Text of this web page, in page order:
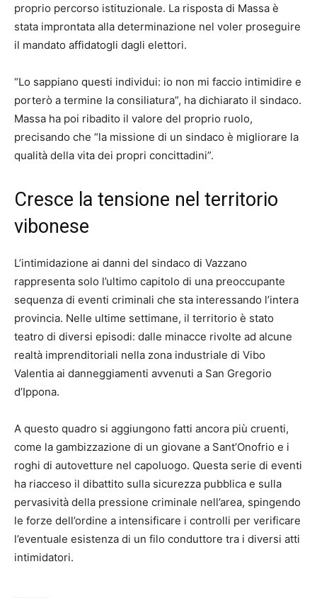
proprio percorso istituzionale. La risposta di Massa è
stata improntata alla determinazione nel voler proseguire
il mandato affidatogli dagli elettori.
“Lo sappiano questi individui: io non mi faccio intimidire e
porterò a termine la consiliatura”, ha dichiarato il sindaco.
Massa ha poi ribadito il valore del proprio ruolo,
precisando che “la missione di un sindaco è migliorare la
qualità della vita dei propri concittadini”.
Cresce la tensione nel territorio
vibonese
L’intimidazione ai danni del sindaco di Vazzano
rappresenta solo l’ultimo capitolo di una preoccupante
sequenza di eventi criminali che sta interessando l’intera
provincia. Nelle ultime settimane, il territorio è stato
teatro di diversi episodi: dalle minacce rivolte ad alcune
realtà imprenditoriali nella zona industriale di Vibo
Valentia ai danneggiamenti avvenuti a San Gregorio
d’Ippona.
A questo quadro si aggiungono fatti ancora più cruenti,
come la gambizzazione di un giovane a Sant’Onofrio e i
roghi di autovetture nel capoluogo. Questa serie di eventi
ha riacceso il dibattito sulla sicurezza pubblica e sulla
pervasività della pressione criminale nell’area, spingendo
le forze dell’ordine a intensificare i controlli per verificare
l’eventuale esistenza di un filo conduttore tra i diversi atti
intimidatori.